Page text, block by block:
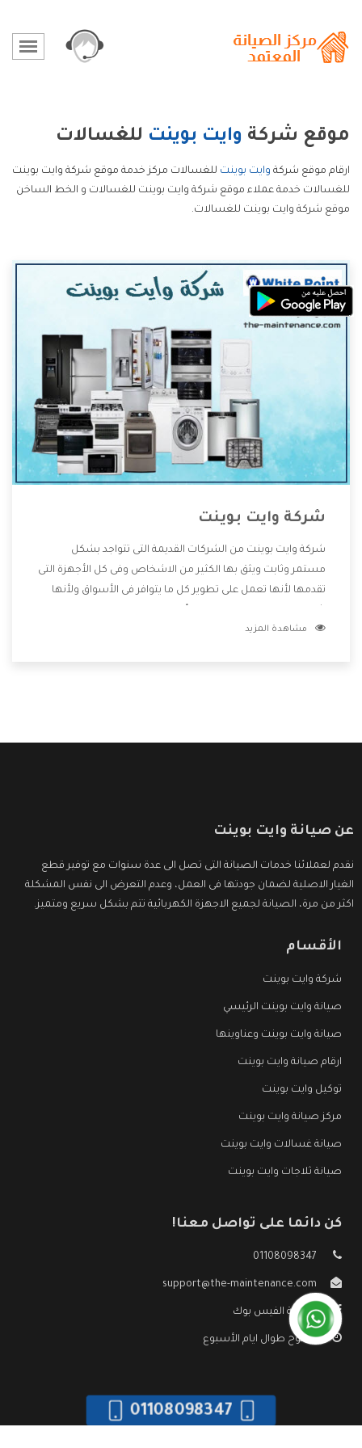
موقع شركة وايت بوينت للغسالات
ارقام موقع شركة وايت بوينت للغسالات مركز خدمة موقع شركة وايت بوينت
للغسالات خدمة عملاء موقع شركة وايت بوينت للغسالات و الخط الساخن
موقع شركة وايت بوينت للغسالات.
شركة وايت بوينت
شركة وايت بوينت من الشركات القديمة التى تتواجد بشكل
مستمر وثابت ويثق بها الكثير من الاشخاص وفى كل الأجهزة التى
تقدمها لأنها تعمل على تطوير كل ما يتوافر فى الأسواق ولأنها
المنتجات وتقدم للعملاء أقوى العروض والخصومات التى تسهل
مشاهدة المزيد
عن صيانة وايت بوينت
نقدم لعملائنا خدمات الصيانة التى تصل الى عدة سنوات مع توفير قطع
الغيار الاصلية لضمان جودتها فى العمل، وعدم التعرض الى نفس المشكلة
اكثر من مرة، الصيانة لجميع الاجهزة الكهربائية تتم بشكل سريع ومتميز.
الأقسام
شركة وايت بوينت
صيانة وايت بوينت الرئيسي
صيانة وايت بوينت وعناوينها
ارقام صيانة وايت بوينت
توكيل وايت بوينت
مركز صيانة وايت بوينت
صيانة غسالات وايت بوينت
صيانة ثلاجات وايت بوينت
كن دائما على تواصل معنا!
01108098347
support@the-maintenance.com
صفحة الفيس بوك
مفتوح طوال ايام الأسبوع
01108098347